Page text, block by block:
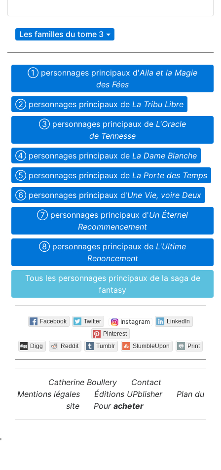
Les familles du tome 3
➀ person­nages princi­paux d'Aila et la Magie
des Fées
➁ person­nages princi­paux de La Tribu Libre
➂ person­nages princi­paux de L'Oracle
de Tennesse
➃ person­nages princi­paux de La Dame Blanche
➄ person­nages princi­paux de La Porte des Temps
➅ person­nages princi­paux d'Une Vie, voire Deux
➆ person­nages princi­paux d'Un Éternel
Recommencement
➇ person­nages princi­paux de L'Ultime
Renoncement
Tous les person­nages princi­paux de la saga de
fantasy
Facebook Twitter Instagram
LinkedIn
Pinterest
Digg
Reddit Tumblr StumbleUpon Print
Catherine Boullery
Contact
Mentions légales
Éditions UPblisher
Plan du
site
Pour acheter
'